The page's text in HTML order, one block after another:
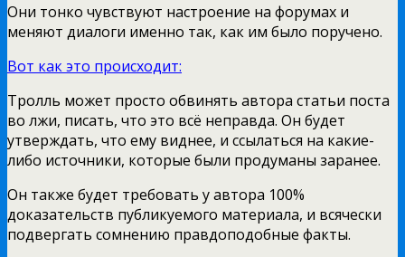
Они тонко чувствуют настроение на форумах и
меняют диалоги именно так, как им было поручено.
Вот как это происходит:
Тролль может просто обвинять автора статьи поста
во лжи, писать, что это всё неправда. Он будет
утверждать, что ему виднее, и ссылаться на какие-
либо источники, которые были продуманы заранее.
Он также будет требовать у автора 100%
доказательств публикуемого материала, и всячески
подвергать сомнению правдоподобные факты.